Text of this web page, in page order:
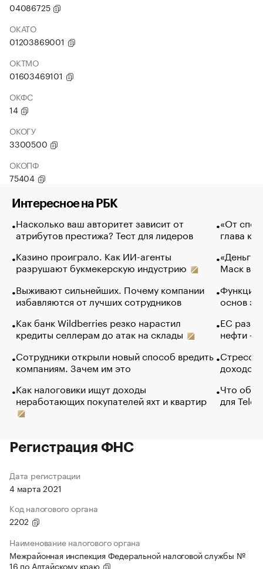
04086725
ОКАТО
01203869001
ОКТМО
01603469101
ОКФС
14
ОКОГУ
3300500
ОКОПФ
75404
Интересное на РБК
Насколько ваш авторитет зависит от
атрибутов престижа? Тест для лидеров
Казино проиграло. Как ИИ-агенты
разрушают букмекерскую индустрию
Выживают сильнейших. Почему компании
избавляются от лучших сотрудников
Как банк Wildberries резко нарастил
кредиты селлерам до атак на склады
Сотрудники открыли новый способ вредить
компаниям. Зачем им это
Как налоговики ищут доходы
неработающих покупателей яхт и квартир
«От
глава
«Деньги
Маск в
Функции
основ
ЕС
нефти —
Стресс
доходов
Что
для
Регистрация ФНС
Дата регистрации
4 марта 2021
Код налогового органа
2202
Наименование налогового органа
Межрайонная инспекция Федеральной налоговой службы №
16 по Алтайскому краю